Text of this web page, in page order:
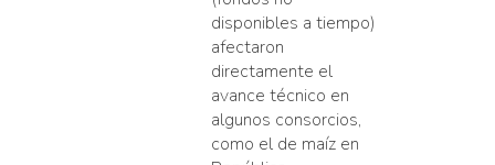
disponibles a tiempo)
afectaron
directamente el
avance técnico en
algunos consorcios,
como el de maíz en